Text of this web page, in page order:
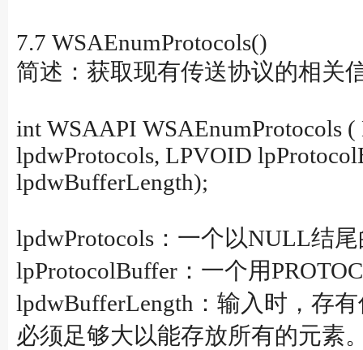
7.7 WSAEnumProtocols()
简述：获取现有传送协议的相关
int WSAAPI WSAEnumProtocols
lpdwProtocols, LPVOID
lpdwBufferLength);
lpdwProtocols：一个以NULL结
lpProtocolBuffer：一个用
lpdwBufferLength：输入时，存
必须足够大以能存放所有的元素